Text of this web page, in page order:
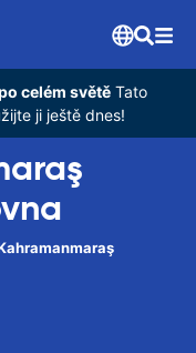
celém světě Tato
ji ještě dnes!